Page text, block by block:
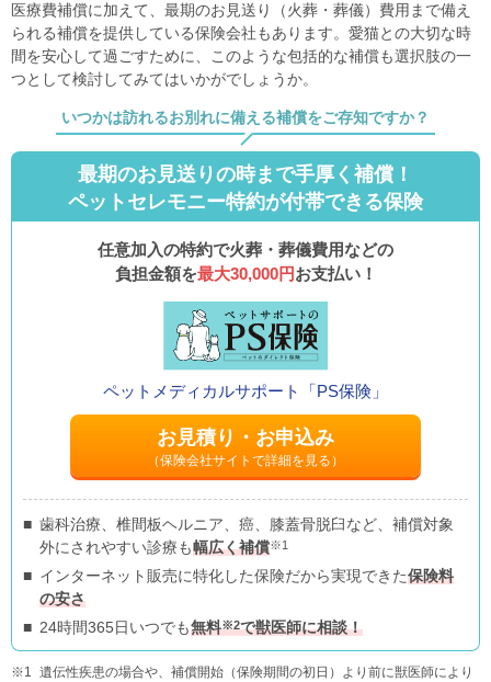
医療費補償に加えて、最期のお見送り（火葬・葬儀）費用まで備え
られる補償を提供している保険会社もあります。愛猫との大切な時
間を安心して過ごすために、このような包括的な補償も選択肢の一
つとして検討してみてはいかがでしょうか。
いつかは訪れるお別れに備える補償をご存知ですか？
最期のお見送りの時まで手厚く補償！
ペットセレモニー特約が付帯できる保険
任意加入の特約で火葬・葬儀費用などの
負担金額を最大30,000円お支払い！
ペットメディカルサポート 「PS保険」
お見積り・お申込み
（保険会社サイトで詳細を見る）
歯科治療、椎間板ヘルニア、癌、膝蓋骨脱臼など、補償対象
外にされやすい診療も幅広く補償※1
インターネット販売に特化した保険だから実現できた保険料
の安さ
24時間365日いつでも無料※2で獣医師に相談！
遺伝性疾患の場合や、補償開始（保険期間の初日）より前に獣医師により